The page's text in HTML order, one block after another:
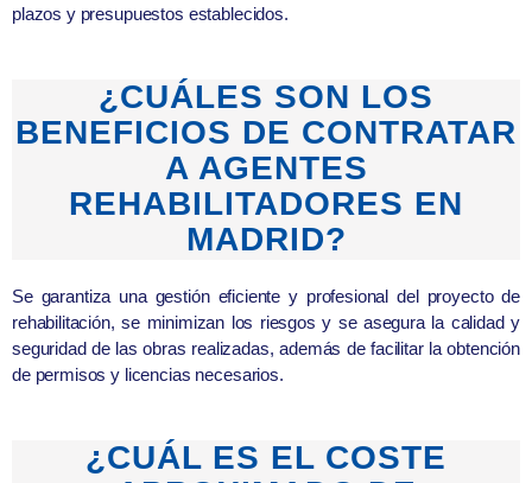
plazos y presupuestos establecidos.
¿CUÁLES SON LOS
BENEFICIOS DE CONTRATAR
A AGENTES
REHABILITADORES EN
MADRID?
Se garantiza una gestión eficiente y profesional del proyecto de
rehabilitación, se minimizan los riesgos y se asegura la calidad y
seguridad de las obras realizadas, además de facilitar la obtención
de permisos y licencias necesarios.
¿CUÁL ES EL COSTE